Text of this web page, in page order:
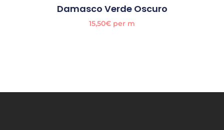
Damasco Verde Oscuro
15,50€ per m